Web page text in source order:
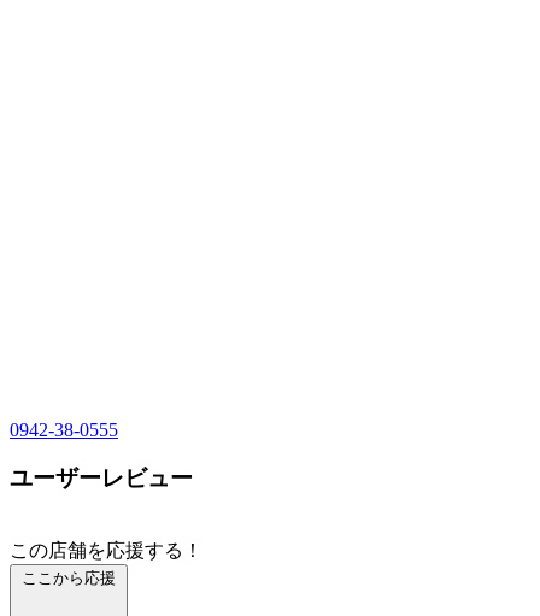
0942-38-0555
ユーザーレビュー
この店舗を応援する！
ここから応援